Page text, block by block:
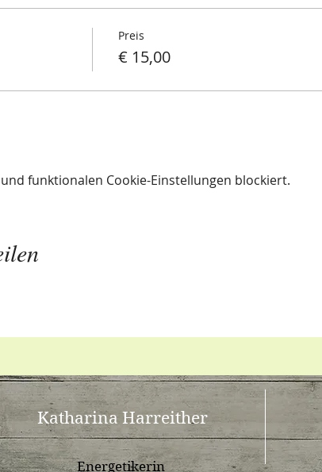
Preis
€ 15,00
funktionalen Cookie-Einstellungen blockiert.
Katharina Harreither
Energetikerin